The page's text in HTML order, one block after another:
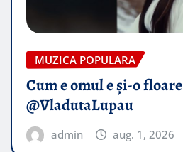
MUZICA POPULARA
Cum e omul e și-o floare
@VladutaLupau
admin aug. 1, 2026